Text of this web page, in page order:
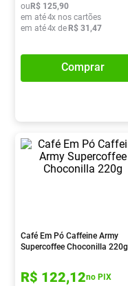
ouR$ 125,90
em até4x nos cartões
em até4x deR$ 31 ,47
Comprar
Café Em Pó Caffeine Army
Supercoffee Choconilla 220g
R$ 122,12no PIX